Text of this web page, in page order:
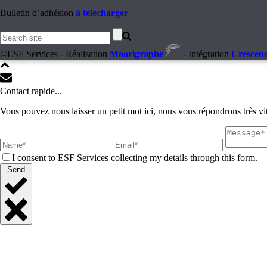
Bulletin d’adhésion à télécharger
©ESF Services - Réalisation Maorigraphe - Intégration
Contact rapide...
Vous pouvez nous laisser un petit mot ici, nous vous répondrons très
I consent to ESF Services collecting my details through this form.
Send